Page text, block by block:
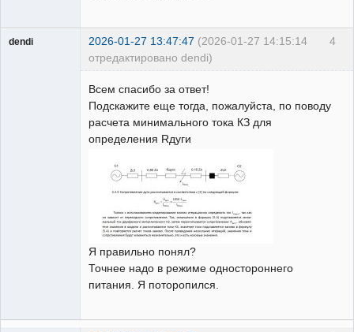
4
dendi 2026-01-27 13:47:47 (2026-01-27 14:15:14
отредактировано dendi)
Всем спасибо за ответ!
Подскажите еще тогда, пожалуйста, по поводу
расчета минимального тока КЗ для
определения Rдуги
Я правильно понял?
Точнее надо в режиме одностороннего
питания. Я поторопился.